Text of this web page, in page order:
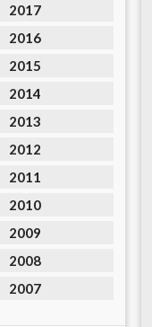
2017
2016
2015
2014
2013
2012
2011
2010
2009
2008
2007